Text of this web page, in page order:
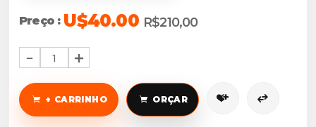
Preço : U$40.00 R$210,00
1
+ CARRINHO ORÇAR